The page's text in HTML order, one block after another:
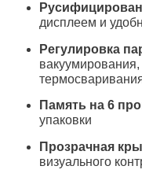
дисплеем и
Регулировка
Память на 6
упаковки
Прозрачная
визуального